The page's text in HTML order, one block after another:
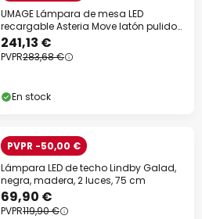
UMAGE Lámpara de mesa LED
recargable Asteria Move latón pulido
31 cm
241,13 €
PVPR283,68 €
En stock
PVPR -50,00 €
Lámpara LED de techo Lindby Galad,
negra, madera, 2 luces, 75 cm
69,90 €
PVPR119,90 €